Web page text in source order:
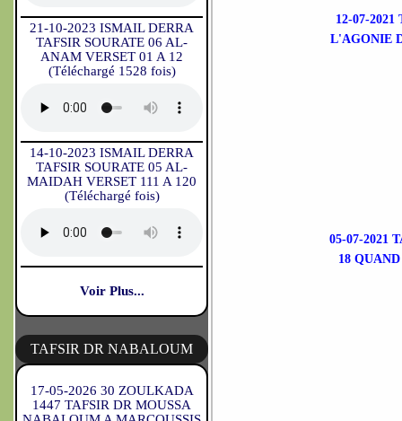
21-10-2023 ISMAIL DERRA
TAFSIR SOURATE 06 AL-
ANAM VERSET 01 A 12
(Téléchargé 1528 fois)
14-10-2023 ISMAIL DERRA
TAFSIR SOURATE 05 AL-
MAIDAH VERSET 111 A 120
(Téléchargé fois)
Voir Plus...
TAFSIR DR NABALOUM
17-05-2026 30 ZOULKADA
1447 TAFSIR DR MOUSSA
12-07-
L'AGONIE
05-07-2021
18